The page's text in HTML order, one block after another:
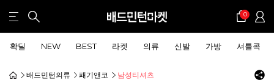
0
확딜 NEW BEST 라켓 의류 신발 가방 셔틀콕
배드민턴의류 패기앤코 남성티셔츠